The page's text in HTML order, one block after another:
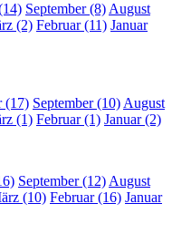
September (8)August
(2) Februar (11) Januar
(17) September (10)August
(1) Februar (1) Januar (2)
September (12)August
(10) Februar (16) Januar